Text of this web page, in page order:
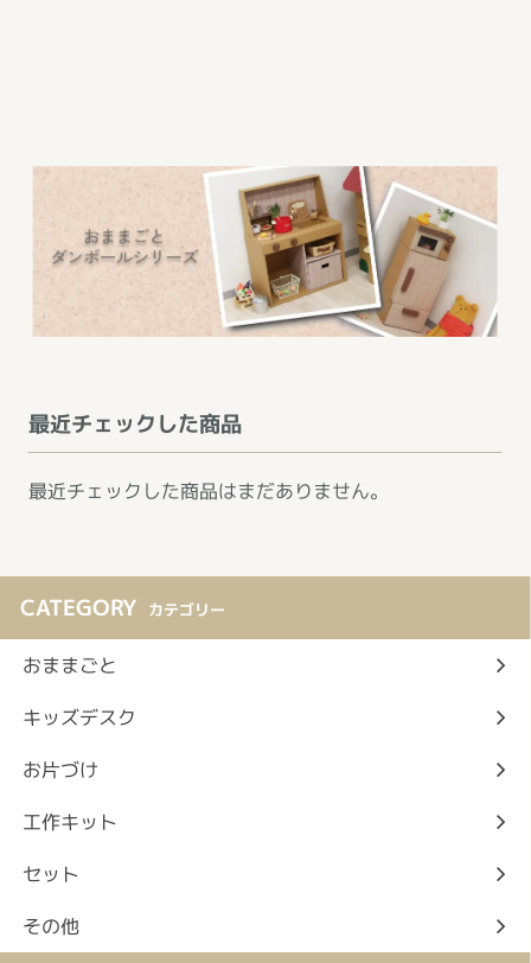
最近チェックした商品
最近チェックした商品はまだありません。
CATEGORY カテゴリー
おままごと
キッズデスク
お片づけ
工作キット
セット
その他